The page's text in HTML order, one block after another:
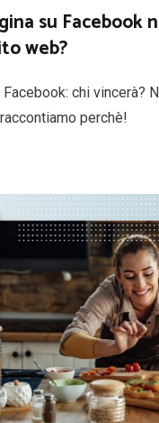
su Facebook
web?
chi vincerà?
perchè!